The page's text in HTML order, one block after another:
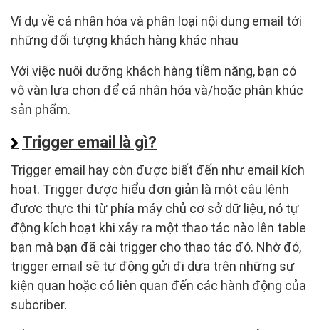
Ví dụ về cá nhân hóa và phân loại nội dung email tới
những đối tượng khách hàng khác nhau
Với việc nuôi dưỡng khách hàng tiềm năng, bạn có
vô vàn lựa chọn để cá nhân hóa và/hoặc phân khúc
sản phẩm.
Trigger email là gì?
Trigger email hay còn được biết đến như email kích
hoạt. Trigger được hiểu đơn giản là một câu lệnh
được thực thi từ phía máy chủ cơ sở dữ liệu, nó tự
động kích hoạt khi xảy ra một thao tác nào lên table
bạn mà bạn đã cài trigger cho thao tác đó. Nhờ đó,
trigger email sẽ tự động gửi đi dựa trên những sự
kiện quan hoặc có liên quan đến các hành động của
subcriber.